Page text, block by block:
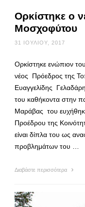
Ορκίστηκε ο
Μοσχοφύτου
31 ΙΟΥΛΊΟΥ, 2017
Ορκίστηκε ενώπιον
νέος Πρόεδρος της
Ευαγγελίδης
του καθήκοντα στην
Μαράβας του
Προέδρου της
είναι δίπλα του ως
προβλημάτων του …
Διαβάστε περισσότερα